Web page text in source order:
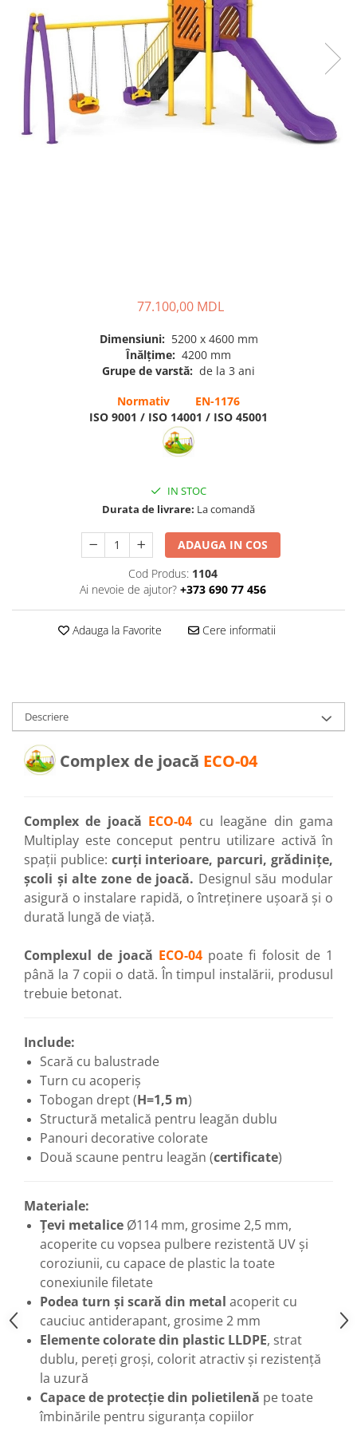
Pavilioane pentru grădinițe
77.100,00 MDL
Dimensiuni: 5200 x 4600 mm
Înălțime: 4200 mm
Grupe de varstă: de la 3 ani
Normativ EN-1176
ISO 9001 / ISO 14001 / ISO 45001
IN STOC
Durata de livrare: La comandă
ADAUGA IN COS
Cod Produs: 1104
Ai nevoie de ajutor? +373 690 77 456
Adauga la Favorite Cere informatii
Descriere
Complex de joacă ECO-04
Complex de joacă ECO-04 cu leagăne din gama
Multiplay este conceput pentru utilizare activă în
spații publice: curți interioare, parcuri, grădinițe,
școli și alte zone de joacă. Designul său modular
asigură o instalare rapidă, o întreținere ușoară și o
durată lungă de viață.
Complexul de joacă ECO-04poate fi folosit de 1
până la 7 copii o dată. În timpul instalării, produsul
trebuie betonat.
Include:
Scară cu balustrade
Turn cu acoperiș
Tobogan drept (H=1,5 m)
Structură metalică pentru leagăn dublu
Panouri decorative colorate
Două scaune pentru leagăn (certificate)
Materiale:
Țevi metalice Ø114 mm, grosime 2,5 mm,
acoperite cu vopsea pulbere rezistentă UV și
coroziunii, cu capace de plastic la toate
conexiunile filetate
Podea turn și scară din metal acoperit cu
cauciuc antiderapant, grosime 2 mm
Elemente сolorate din plastic LLDPE, strat
dublu, pereți groși, colorit atractiv și rezistență
la uzură
Capace de protecție din polietilenă pe toate
îmbinările pentru siguranța copiilor